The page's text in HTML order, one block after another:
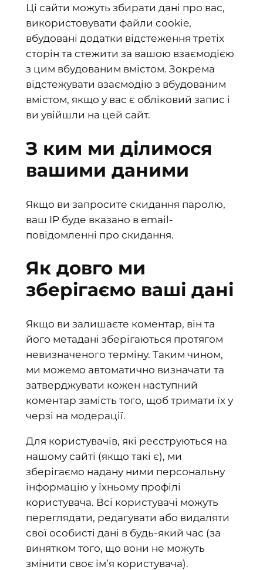
Ці сайти можуть збирати дані про вас,
використовувати файли cookie,
вбудовані додатки відстеження третіх
сторін та стежити за вашою взаємодією
з цим вбудованим вмістом. Зокрема
відстежувати взаємодію з вбудованим
вмістом, якщо у вас є обліковий запис і
ви увійшли на цей сайт.
З ким ми ділимося
вашими даними
Якщо ви запросите скидання паролю,
ваш IP буде вказано в email-
повідомленні про скидання.
Як довго ми
зберігаємо ваші дані
Якщо ви залишаєте коментар, він та
його метадані зберігаються протягом
невизначеного терміну. Таким чином,
ми можемо автоматично визначати та
затверджувати кожен наступний
коментар замість того, щоб тримати їх у
черзі на модерації.
Для користувачів, які реєструються на
нашому сайті (якщо такі є), ми
зберігаємо надану ними персональну
інформацію у їхньому профілі
користувача. Всі користувачі можуть
переглядати, редагувати або видаляти
свої особисті дані в будь-який час (за
винятком того, що вони не можуть
змінити своє ім’я користувача).